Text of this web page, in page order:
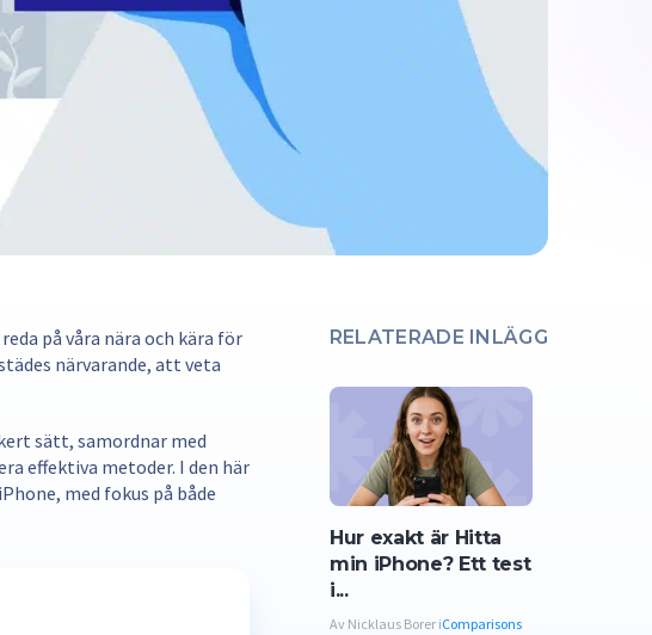
på våra nära och kära för
närvarande, att veta
sätt, samordnar med
effektiva metoder. I den här
med fokus på både
RELATERADE INLÄGG
Hur exakt är Hitta
min iPhone? Ett test
i...
Av Nicklaus Borer iComparisons